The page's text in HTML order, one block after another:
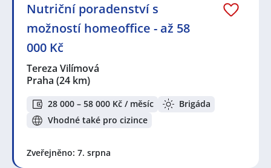
Nutriční poradenství s
možností homeoffice - až 58
000 Kč
Tereza Vilímová
Praha (24 km)
28 000 – 58 000 Kč / měsíc
Brigáda
Vhodné také pro cizince
Zveřejněno: 7. srpna